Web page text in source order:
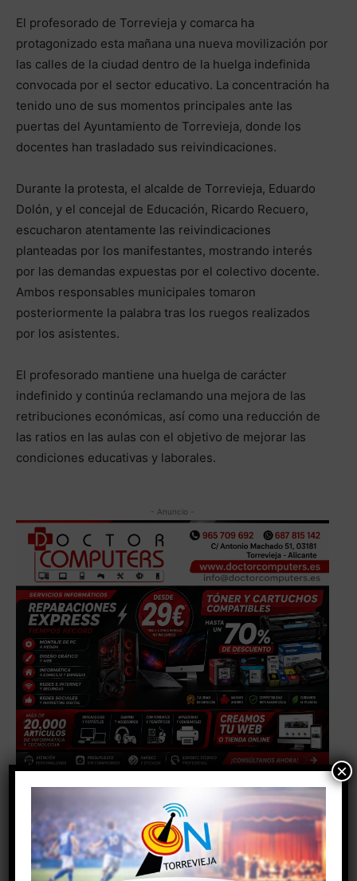
El profesorado de Torrevieja y comarca ha
protagonizado esta mañana una nueva movilización por
las calles de la ciudad dentro de la huelga indefinida
convocada por el sector educativo. La concentración ha
tenido uno de sus momentos principales ante las
puertas del Ayuntamiento de Torrevieja, donde los
docentes han trasladado sus reivindicaciones.
Durante la protesta, el alcalde de Torrevieja, Eduardo
Dolón, y el concejal de Educación, Ricardo Recuero,
escucharon atentamente las reivindicaciones
planteadas por los manifestantes, mostrando interés
por las demandas expuestas por el colectivo docente.
Ambos responsables municipales tomaron
posteriormente la palabra tras los ruegos realizados
por los asistentes.
El profesorado mantiene una huelga de carácter
indefinido y continúa reclamando una mejora de las
retribuciones económicas, así como una reducción de
las ratios en las aulas con el objetivo de mejorar las
condiciones educativas y laborales.
- Anuncio -
TAGS #alicante
#AYUNTAMIENTODETORREVIEJA
#comunidadvalenciana
#torrevieja
#torreviejaon
#vegabaja
×